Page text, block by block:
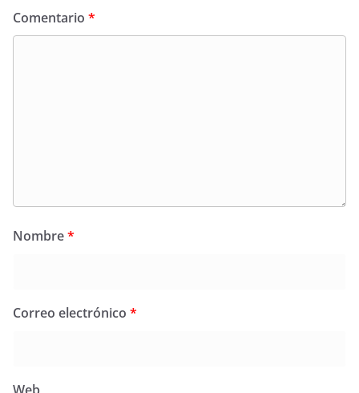
Comentario *
Nombre*
Correo electrónico *